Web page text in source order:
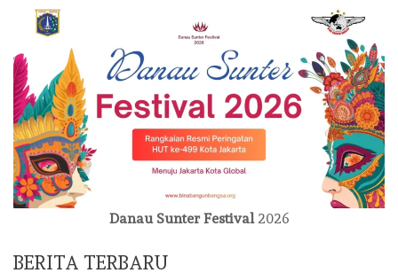
Danau Sunter Festival2026
BERITA TERBARU